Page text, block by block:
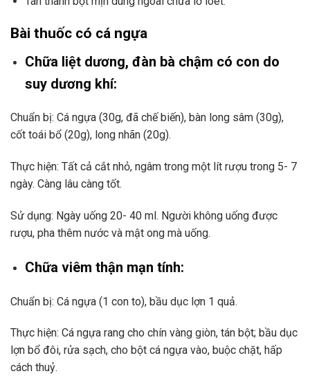
Bài thuốc có cá ngựa
Chữa liệt dương, đàn bà chậm có con do
suy dương khí:
Chuẩn bị: Cá ngựa (30g, đã chế biến), bàn long sâm (30g),
cốt toái bổ (20g), long nhãn (20g).
Thực hiện: Tất cả cắt nhỏ, ngâm trong một lít rượu trong 5- 7
ngày. Càng lâu càng tốt.
Sử dụng: Ngày uống 20- 40 ml. Người không uống được
rượu, pha thêm nước và mật ong mà uống.
Chữa viêm thận mạn tính:
Chuẩn bị: Cá ngựa (1 con to), bầu dục lợn 1 quả.
Thực hiện: Cá ngựa rang cho chín vàng giòn, tán bột; bầu dục
lợn bổ đôi, rửa sạch, cho bột cá ngựa vào, buộc chặt, hấp
cách thuỷ.